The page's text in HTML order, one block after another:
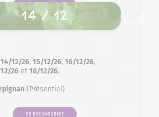
14 / 12
14/12/26, 15/12/26, 16/12/26,
26 et 18/12/26.
(Présentiel)
SE PRÉ-INSCRIRE